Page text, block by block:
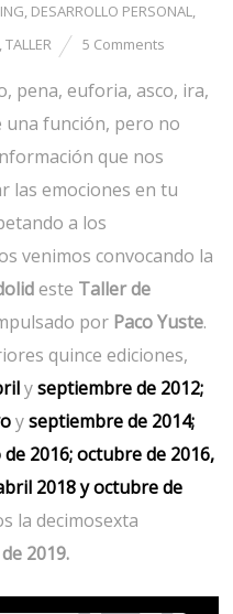
, DESARROLLO PERSONAL,
,TALLER 5 Comments
pena, euforia, asco, ira,
una función, pero no
que nos
las emociones en tu
a los
venimos convocando la
este Taller de
por Paco Yuste.
quince ediciones,
yseptiembre de 2012;
yseptiembre de 2014;
2016; octubre de 2016,
2018 yoctubrede
la decimosexta
2019.